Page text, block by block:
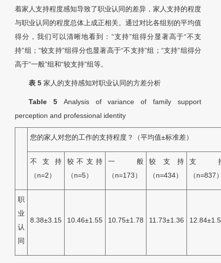
着家人支持程度感知导致了职业认同的差异，家人支持的程度
与职业认同的程度总体上成正相关。通过对比各组别的平均值
得分，我们可以清晰地看到：“支持”组得分显著高于“不支
持”组；“较支持”组得分也显著高于“不支持”组；“支持”组得分
高于“一般”组和“较支持”组等。
表 5 家人的支持感知对职业认同的方差分析
Table 5 Analysis of variance of family support
perception and professional identity
您的家人对您的工作的支持程度？（平均值±标准差）
不支持
（n=2）
较不支持
（n=5）
一般
（n=173）
较支持
（n=434）
支
（n=837
职
业
认
同
8.38±3.15 10.46±1.55 10.75±1.78 11.73±1.36